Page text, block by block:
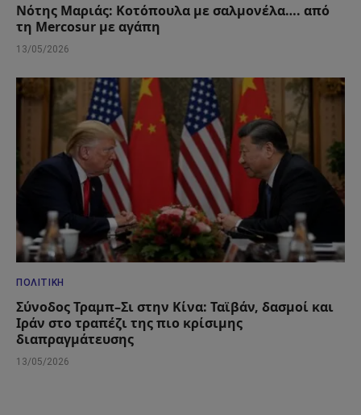
Νότης Μαριάς: Κοτόπουλα με σαλμονέλα…. από
τη Mercosur με αγάπη
13/05/2026
ΠΟΛΙΤΙΚΉ
Σύνοδος Τραμπ–Σι στην Κίνα: Ταϊβάν, δασμοί και
Ιράν στο τραπέζι της πιο κρίσιμης
διαπραγμάτευσης
13/05/2026